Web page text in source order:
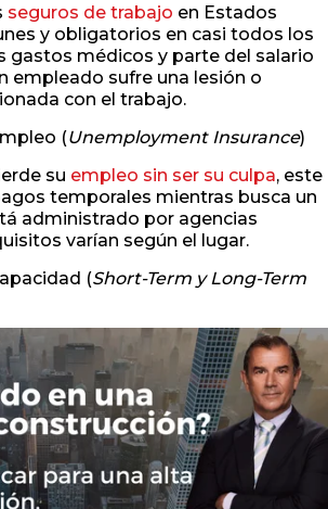
seguros de trabajo en Estados
y obligatorios en casi todos los
gastos médicos y parte del salario
empleado sufre una lesión o
con el trabajo.
(Unemployment Insurance)
su empleo sin ser su culpa, este
temporales mientras busca un
administrado por agencias
varían según el lugar.
(Short-Term y Long-Term